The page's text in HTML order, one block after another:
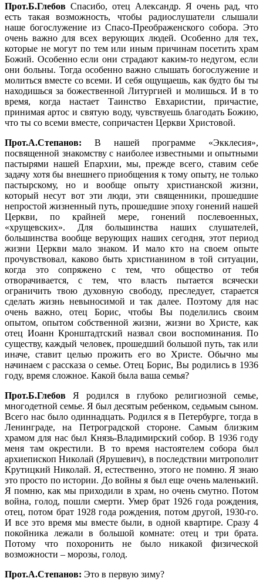
Прот.Б.Глебов Спасибо, отец Александр. Я очень рад, что
есть такая возможность, чтобы радиослушатели слышали
наше богослужение из Спасо-Преображенского собора. Это
очень важно для всех верующих людей. Особенно для тех,
которые не могут по тем или иным причинам посетить храм
Божий. Особенно если они страдают каким-то недугом, если
они больны. Тогда особенно важно слышать богослужение и
молиться вместе со всеми. И себя ощущаешь, как будто бы ты
находишься за божественной Литургией и молишься. И в то
время, когда настает Таинство Евхаристии, причастие,
принимая артос и святую воду, чувствуешь благодать Божию,
что ты со всеми вместе, сопричастен Церкви Христовой.
Прот.А.Степанов: В нашей программе «Экклесия»,
посвященной знакомству с наиболее известными и опытными
пастырями нашей Епархии, мы, прежде всего, ставим себе
задачу хотя бы внешнего приобщения к тому опыту, не только
пастырскому, но и вообще опыту христианской жизни,
который несут вот эти люди, эти священники, прошедшие
непростой жизненный путь, прошедшие эпоху гонений нашей
Церкви, по крайней мере, гонений послевоенных,
«хрущевских». Для большинства наших слушателей,
большинства вообще верующих наших сегодня, этот период
жизни Церкви мало знаком. И мало кто на своем опыте
прочувствовал, каково быть христианином в той ситуации,
когда это сопряжено с тем, что общество от тебя
отворачивается, с тем, что власть пытается всячески
ограничить твою духовную свободу, преследует, старается
сделать жизнь невыносимой и так далее. Поэтому для нас
очень важно, отец Борис, чтобы Вы поделились своим
опытом, опытом собственной жизни, жизни во Христе, как
отец Иоанн Кронштадтский назвал свои воспоминания. По
существу, каждый человек, прошедший большой путь, так или
иначе, ставит целью прожить его во Христе. Обычно мы
начинаем с рассказа о семье. Отец Борис, Вы родились в 1936
году, время сложное. Какой была ваша семья?
Прот.Б.Глебов Я родился в глубоко религиозной семье,
многодетной семье. Я был десятым ребенком, седьмым сыном.
Всего нас было одиннадцать. Родился я в Петербурге, тогда в
Ленинграде, на Петроградской стороне. Самым близким
храмом для нас был Князь-Владимирский собор. В 1936 году
меня там окрестили. В то время настоятелем собора был
архиепископ Николай (Ярушевич), в последствии митрополит
Крутицкий Николай. Я, естественно, этого не помню. Я знаю
это просто по истории. До войны я был еще очень маленький.
Я помню, как мы приходили в храм, но очень смутно. Потом
война, голод, пошли смерти. Умер брат 1926 года рождения,
отец, потом брат 1928 года рождения, потом другой, 1930-го.
И все это время мы вместе были, в одной квартире. Сразу 4
покойника лежали в большой комнате: отец и три брата.
Потому что похоронить не было никакой физической
возможности – морозы, голод.
Прот.А.Степанов: Это в первую зиму?